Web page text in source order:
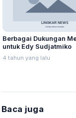
Berbagai Dukungan
untuk Edy Sudjatmiko
4 tahun yang lalu
Baca juga